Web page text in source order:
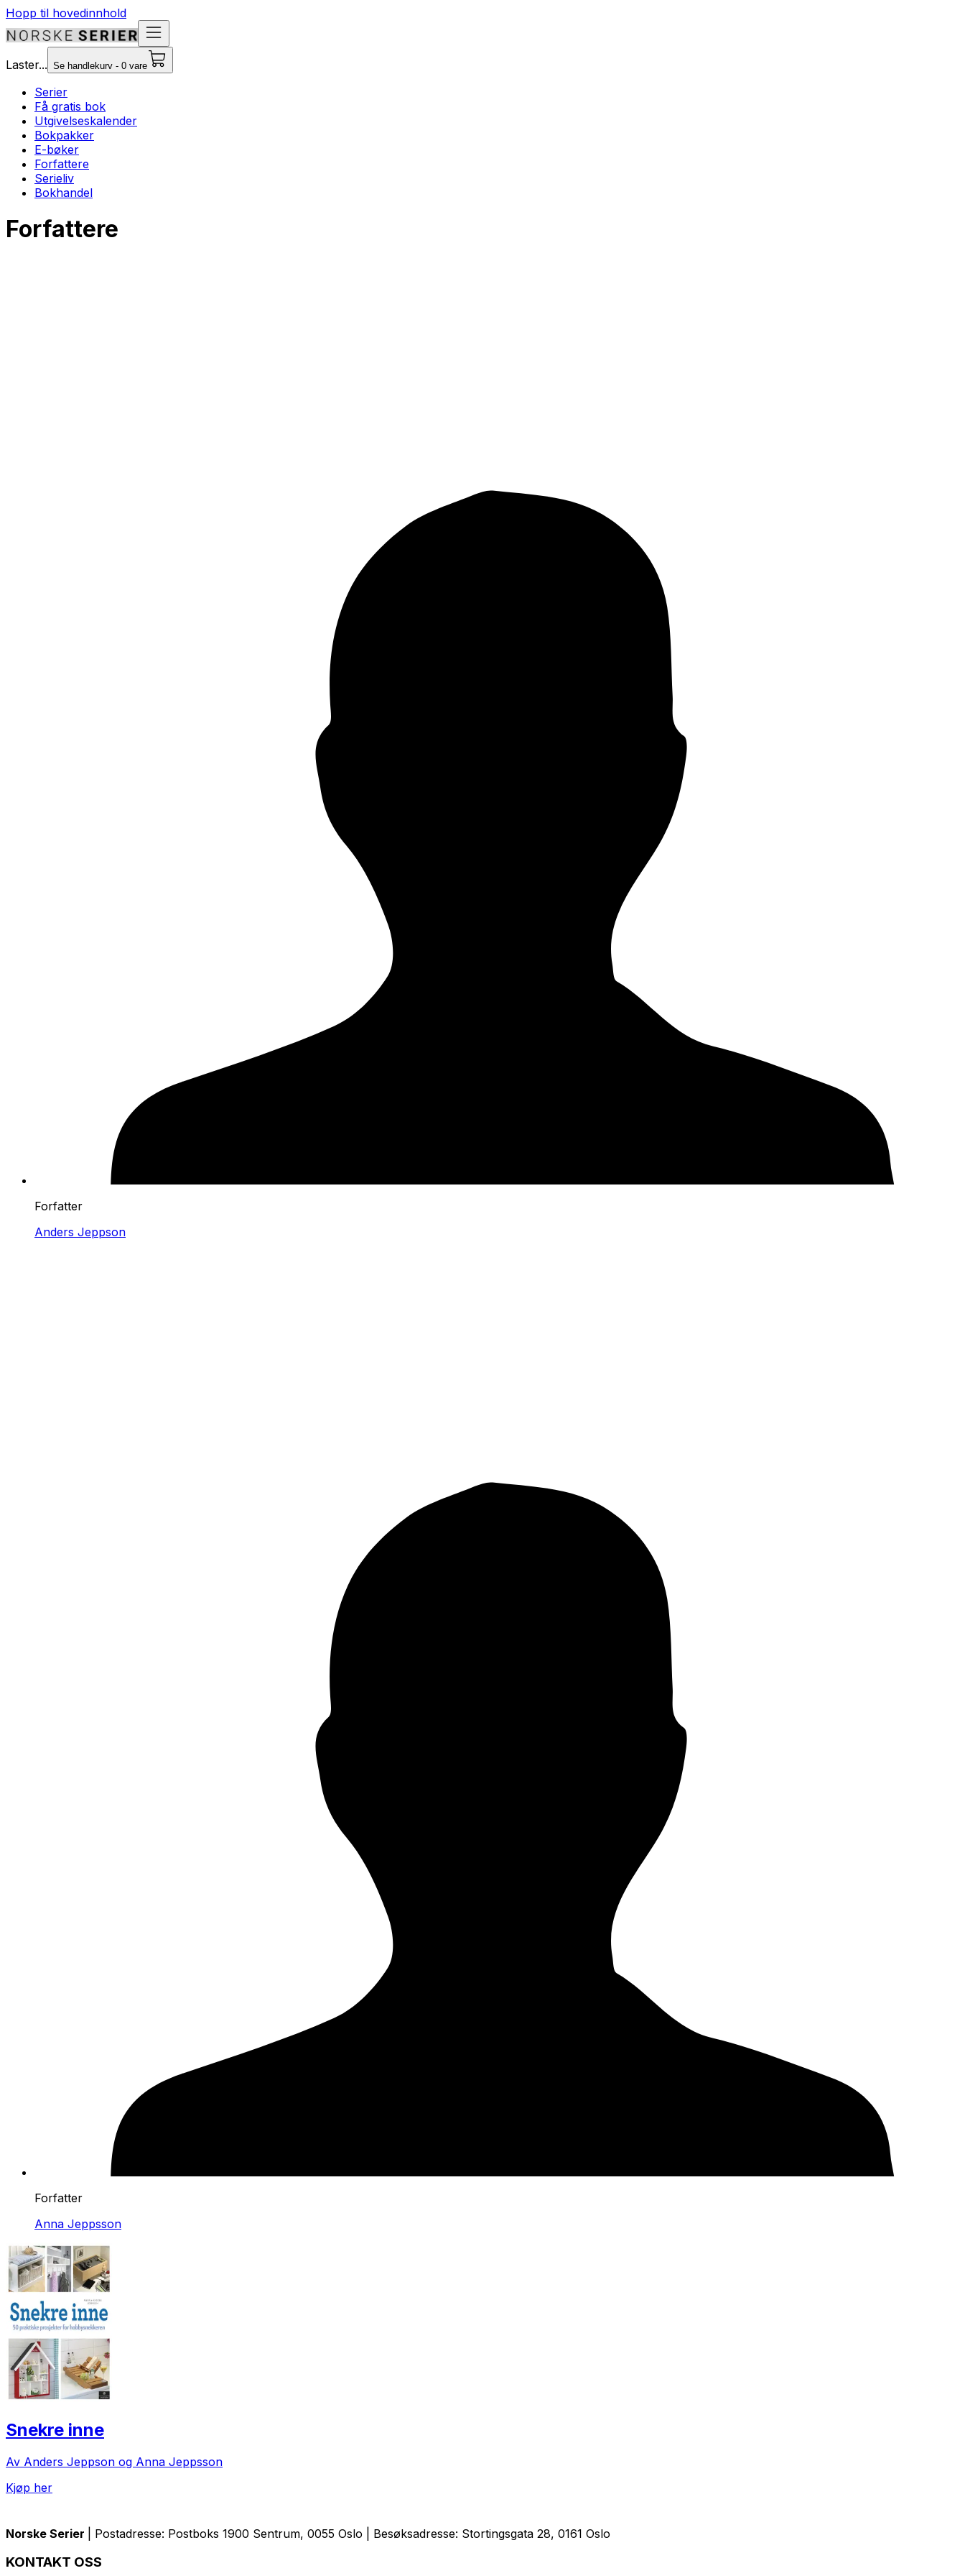
Hopp til hovedinnhold
Laster... Se handlekurv - 0 vare
Serier
Få gratis bok
Utgivelseskalender
Bokpakker
E-bøker
Forfattere
Serieliv
Bokhandel
Forfattere
Forfatter
Anders Jeppson
Forfatter
Anna Jeppsson
Snekre inne
Av Anders Jeppson og Anna Jeppsson
Kjøp her
Norske Serier | Postadresse: Postboks 1900 Sentrum, 0055 Oslo | Besøksadresse: Stortingsgata 28, 0161 Oslo
KONTAKT OSS